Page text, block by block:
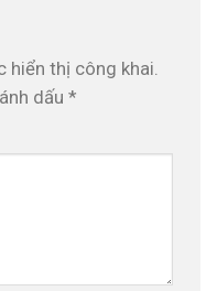
hiển thị công khai.
dấu *